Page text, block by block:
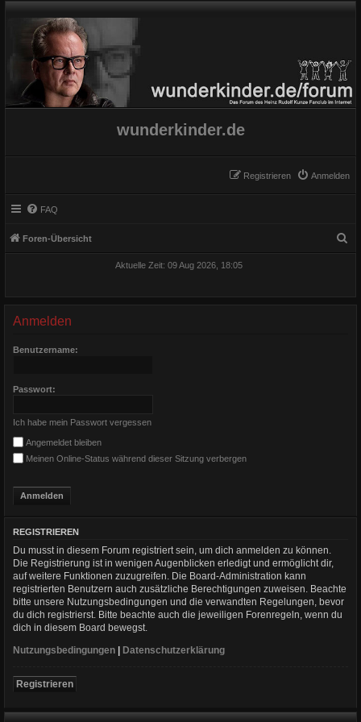
wunderkinder.de
Anmelden
Registrieren
FAQ
Foren-Übersicht
Aktuelle Zeit: 09 Aug 2026, 18:05
Anmelden
Benutzername:
Passwort:
Ich habe mein Passwort vergessen
Angemeldet bleiben
Meinen Online-Status während dieser Sitzung verbergen
REGISTRIEREN
Du musst in diesem Forum registriert sein, um dich anmelden zu können.
Die Registrierung ist in wenigen Augenblicken erledigt und ermöglicht dir,
auf weitere Funktionen zuzugreifen. Die Board-Administration kann
registrierten Benutzern auch zusätzliche Berechtigungen zuweisen. Beachte
bitte unsere Nutzungsbedingungen und die verwandten Regelungen, bevor
du dich registrierst. Bitte beachte auch die jeweiligen Forenregeln, wenn du
dich in diesem Board bewegst.
Nutzungsbedingungen
Datenschutzerklärung
Registrieren